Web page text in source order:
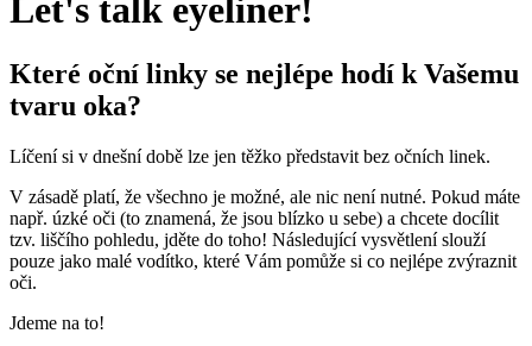
Let's talk eyeliner!
Které oční linky se nejlépe hodí k Vašemu
tvaru oka?
Líčení si v dnešní době lze jen těžko představit bez očních linek.
V zásadě platí, že všechno je možné, ale nic není nutné. Pokud máte
např. úzké oči (to znamená, že jsou blízko u sebe) a chcete docílit
tzv. liščího pohledu, jděte do toho! Následující vysvětlení slouží
pouze jako malé vodítko, které Vám pomůže si co nejlépe zvýraznit
oči.
Jdeme na to!